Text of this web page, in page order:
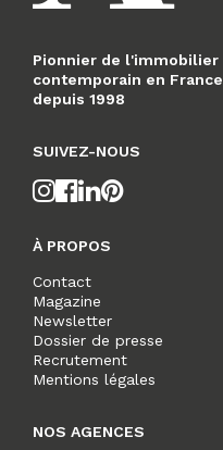
Pionnier de l'immobilier
contemporain en France
depuis 1998
SUIVEZ-NOUS
À PROPOS
Contact
Magazine
Newsletter
Dossier de presse
Recrutement
Mentions légales
NOS AGENCES